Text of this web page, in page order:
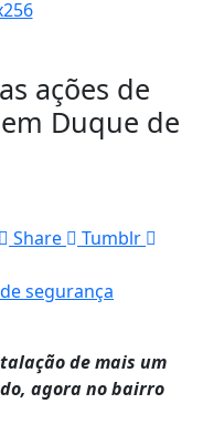
ações de
Duque de
Share
Tumblr
de mais um
agora no bairro